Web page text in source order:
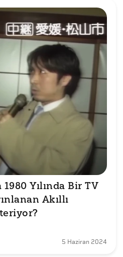
Yılında Bir TV
Akıllı
5 Haziran 2024